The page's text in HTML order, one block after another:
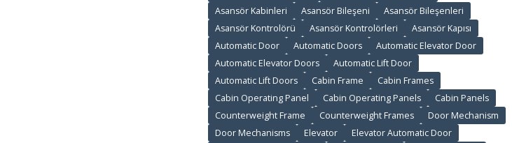
Asansör Kabinleri
Asansör Bileşeni
Asansör Bileşenleri
Asansör Kontrolörü
Asansör Kontrolörleri
Asansör Kapısı
Automatic Door
Automatic Doors
Automatic Elevator Door
Automatic Elevator Doors
Automatic Lift Door
Automatic Lift Doors
Cabin Frame
Cabin Frames
Cabin Operating Panel
Cabin Operating Panels
Cabin Panels
Counterweight Frame
Counterweight Frames
Door Mechanism
Door Mechanisms
Elevator
Elevator Automatic Door